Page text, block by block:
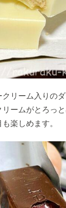
クリーム入りの
ームがとろっ
楽しめます。